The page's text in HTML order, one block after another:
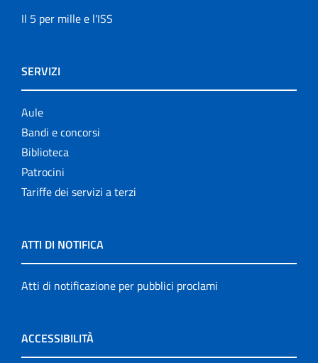
Il 5 per mille e l'ISS
SERVIZI
Aule
Bandi e concorsi
Biblioteca
Patrocini
Tariffe dei servizi a terzi
ATTI DI NOTIFICA
Atti di notificazione per pubblici proclami
ACCESSIBILITÀ